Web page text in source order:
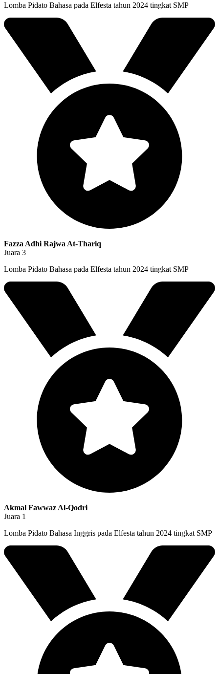
Lomba Pidato Bahasa pada Elfesta tahun 2024 tingkat SMP
Fazza Adhi Rajwa At-Thariq
Juara 3
Lomba Pidato Bahasa pada Elfesta tahun 2024 tingkat SMP
Akmal Fawwaz Al-Qodri
Juara 1
Lomba Pidato Bahasa Inggris pada Elfesta tahun 2024 tingkat SMP